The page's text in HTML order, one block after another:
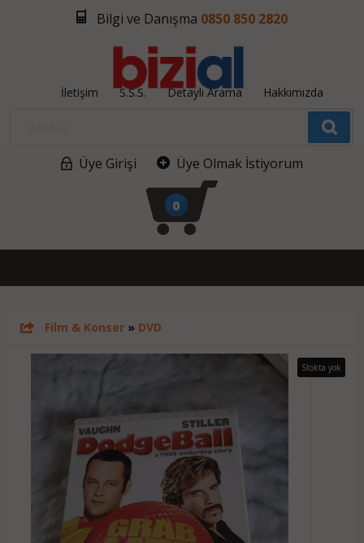
Bilgi ve Danışma 0850 850 2820
İletişim S.S.S. Detaylı Arama Hakkımızda
Üye Girişi Üye Olmak İstiyorum
0
Film & Konser» DVD
Stokta yok